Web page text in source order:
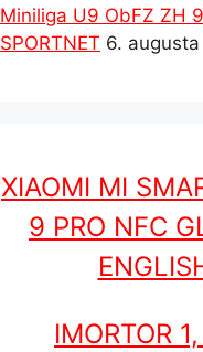
Miniliga U9 ObFZ ZH
SPORTNET 6.
XIAOMI MI
9 PRO NFC
IMORTOR